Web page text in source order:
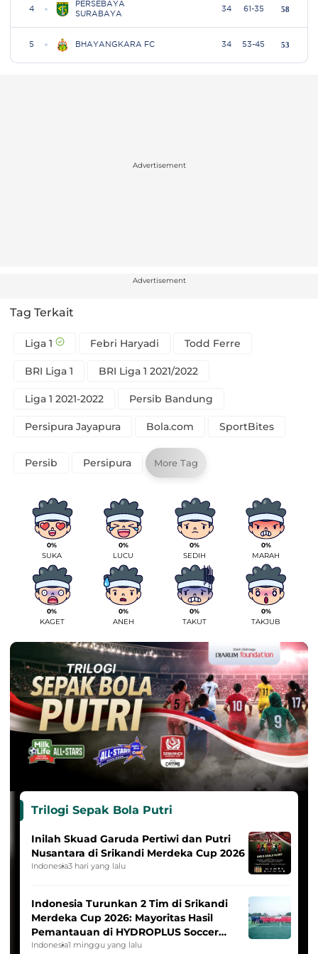
Advertisement
Advertisement
Tag Terkait
Liga 1 Febri Haryadi Todd Ferre
BRI Liga 1 BRI Liga 1 2021/2022
Liga 1 2021-2022 Persib Bandung
Persipura Jayapura Bola.com SportBites
Persib Persipura More Tag
0%
SUKA
0%
LUCU
0%
SEDIH
0%
MARAH
0%
KAGET
0%
ANEH
0%
TAKUT
0%
TAKJUB
Trilogi Sepak Bola Putri
Inilah Skuad Garuda Pertiwi dan Putri
Nusantara di Srikandi Merdeka Cup 2026
Indonesia3 hari yang lalu
Indonesia Turunkan 2 Tim di Srikandi
Merdeka Cup 2026: Mayoritas Hasil
Pemantauan di HYDROPLUS Soccer
League
Indonesia1 minggu yang lalu